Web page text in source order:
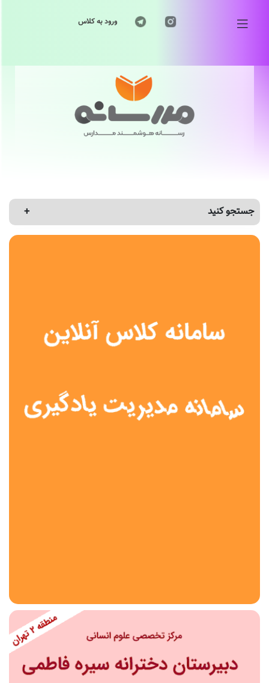
ورود به کلاس
جستجو کنید
نمونه دولتی
هیات امنایی
منطقه
مقطع تحصیلی